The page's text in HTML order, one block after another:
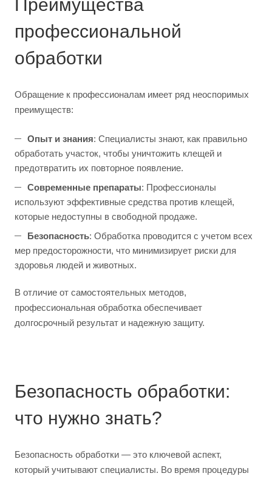
Преимущества
профессиональной
обработки
Обращение к профессионалам имеет ряд неоспоримых
преимуществ:
Опыт и знания: Специалисты знают, как правильно
обработать участок, чтобы уничтожить клещей и
предотвратить их повторное появление.
Современные препараты: Профессионалы
используют эффективные средства против клещей,
которые недоступны в свободной продаже.
Безопасность: Обработка проводится с учетом всех
мер предосторожности, что минимизирует риски для
здоровья людей и животных.
В отличие от самостоятельных методов,
профессиональная обработка обеспечивает
долгосрочный результат и надежную защиту.
Безопасность обработки:
что нужно знать?
Безопасность обработки — это ключевой аспект,
который учитывают специалисты. Во время процедуры